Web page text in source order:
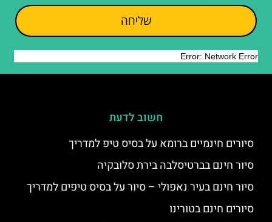
שליחה
חשוב לדעת
סיורים חינמיים ברומא על בסיס טיפ למדריך
סיור חינם בברטיסלבה בירת סלובקיה
סיור חינם בעיר נאפולי – סיור על בסיס טיפים למדריך
סיורים חינם בטורינו